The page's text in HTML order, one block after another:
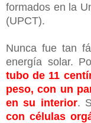
formados en la
(UPCT).
Nunca fue tan
energía solar.
tubo de 11
peso, con un
en su interior.
con células